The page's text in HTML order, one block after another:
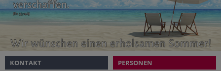
KONTAKT PERSONEN